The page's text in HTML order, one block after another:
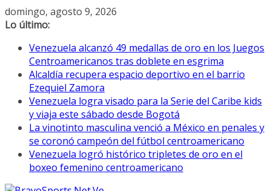
Saltar
al
domingo, agosto 9, 2026
Lo último:
Venezuela alcanzó 49 medallas de oro en los Juegos
Centroamericanos tras doblete en esgrima
Alcaldía recupera espacio deportivo en el barrio
Ezequiel Zamora
Venezuela logra visado para la Serie del Caribe kids
y viaja este sábado desde Bogotá
La vinotinto masculina venció a México en penales y
se coronó campeón del fútbol centroamericano
Venezuela logró histórico tripletes de oro en el
boxeo femenino centroamericano